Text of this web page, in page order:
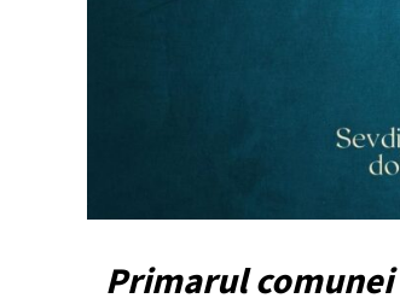
Primarul